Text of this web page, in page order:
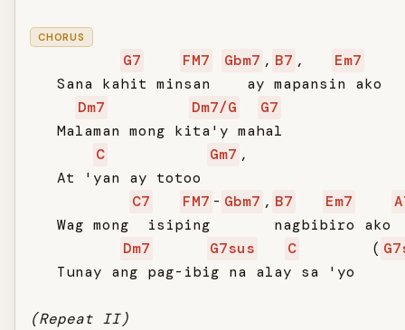
CHORUS
G7 FM7 Gbm7 , B7 ,
Em7
   Sana kahit minsan    ay mapansin ako
Dm7
Dm7/G
G7
   Malaman mong kita'y mahal
C
Gm7 ,
   At 'yan ay totoo
C7
FM7 - Gbm7 , B7 Em7
   Wag mong  isiping       nagbibiro ako
Dm7
G7sus C
        (
   Tunay ang pag-ibig na alay sa 'yo
(Repeat II)